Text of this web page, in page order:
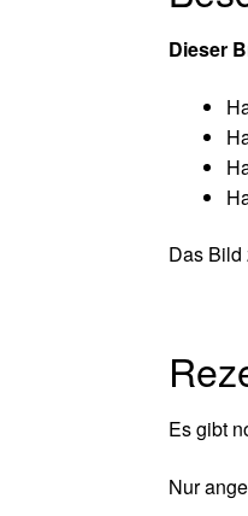
Dieser
Das Bild
Es gibt
Nur